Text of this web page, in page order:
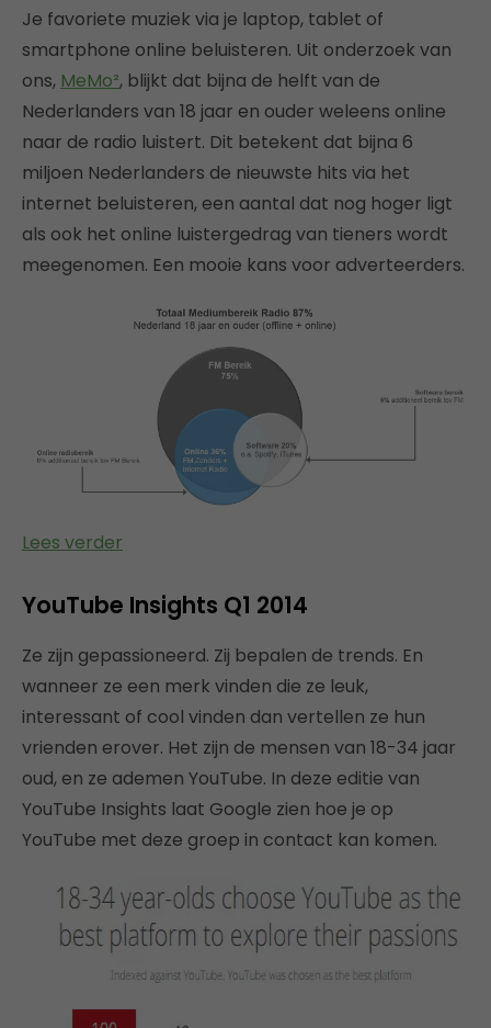
Je favoriete muziek via je laptop, tablet of
smartphone online beluisteren. Uit onderzoek van
ons, MeMo², blijkt dat bijna de helft van de
Nederlanders van 18 jaar en ouder weleens online
naar de radio luistert. Dit betekent dat bijna 6
miljoen Nederlanders de nieuwste hits via het
internet beluisteren, een aantal dat nog hoger ligt
als ook het online luistergedrag van tieners wordt
meegenomen. Een mooie kans voor adverteerders.
Lees verder
YouTube Insights Q1 2014
Ze zijn gepassioneerd. Zij bepalen de trends. En
wanneer ze een merk vinden die ze leuk,
interessant of cool vinden dan vertellen ze hun
vrienden erover. Het zijn de mensen van 18-34 jaar
oud, en ze ademen YouTube. In deze editie van
YouTube Insights laat Google zien hoe je op
YouTube met deze groep in contact kan komen.